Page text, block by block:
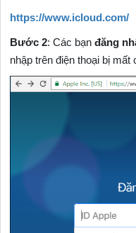
https://www.icloud.com/
Bước 2: Các bạnđăng
nhập trên điện thoại bị mất